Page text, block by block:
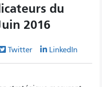
du
2016
Twitter LinkedIn